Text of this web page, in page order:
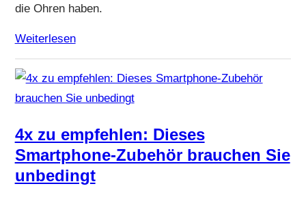
die Ohren haben.
Weiterlesen
4x zu empfehlen: Dieses
Smartphone-Zubehör brauchen Sie
unbedingt